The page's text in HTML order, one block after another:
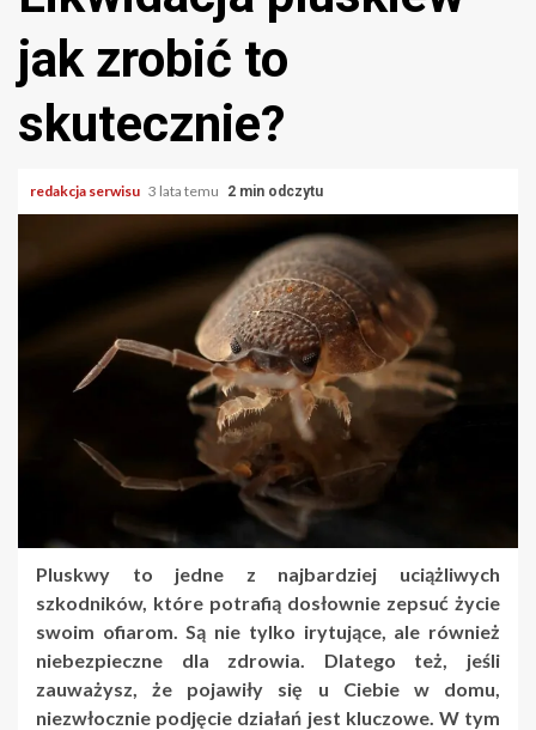
jak zrobić to
skutecznie?
redakcja serwisu 3 lata temu 2 min odczytu
Pluskwy to jedne z najbardziej uciążliwych
szkodników, które potrafią dosłownie zepsuć życie
swoim ofiarom. Są nie tylko irytujące, ale również
niebezpieczne dla zdrowia. Dlatego też, jeśli
zauważysz, że pojawiły się u Ciebie w domu,
niezwłocznie podjęcie działań jest kluczowe. W tym